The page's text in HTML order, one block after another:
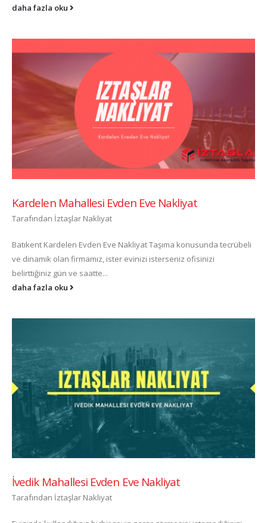
daha fazla oku
Kardelen Mahallesi Evden Eve Nakliyat
Tarafından İztaşlar Nakliyat
Batıkent Kardelen Evden Eve Nakliyat Taşıma konusunda tecrübeli
ve dinamik olan firmamız, ister evinizi isterseniz ofisinizi
belirttiğiniz gün ve saatte...
daha fazla oku
İvedik Mahallesi Evden Eve Nakliyat
Tarafından İztaşlar Nakliyat